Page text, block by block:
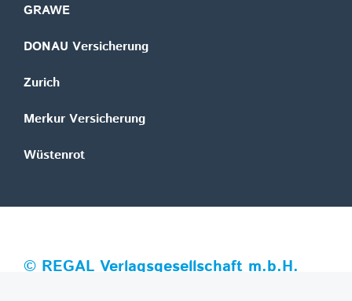
GRAWE
DONAU Versicherung
Zurich
Merkur Versicherung
Wüstenrot
© REGAL Verlagsgesellschaft m.b.H.